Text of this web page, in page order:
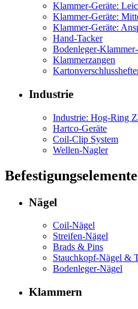
Klammer-Geräte:
Klammer-Geräte:
Klammer-Geräte:
Hand-Tacker
Bodenleger-
Klammerzangen
Industrie
Industrie: Hog-Ring
Hartco-Geräte
Coil-Clip System
Wellen-Nagler
Befestigungselemente
Nägel
Coil-Nägel
Streifen-Nägel
Brads & Pins
Stauchkopf-Nägel &
Bodenleger-Nägel
Klammern